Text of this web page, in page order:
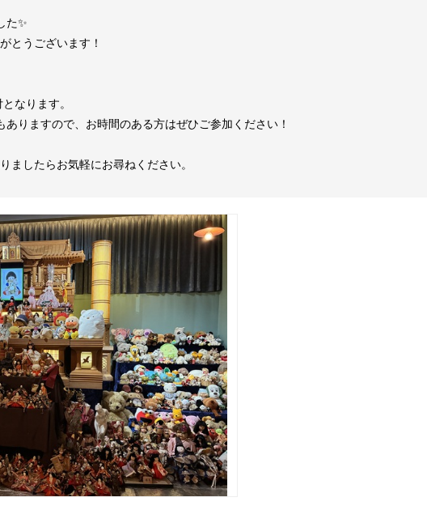
た✨
とうございます！
なります。
りますので、お時間のある方はぜひご参加ください！
ましたらお気軽にお尋ねください。